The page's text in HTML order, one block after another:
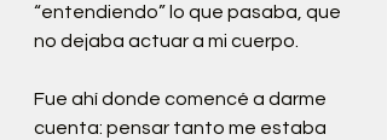
“entendiendo” lo que pasaba, que
no dejaba actuar a mi cuerpo.
Fue ahí donde comencé a darme
cuenta: pensar tanto me estaba